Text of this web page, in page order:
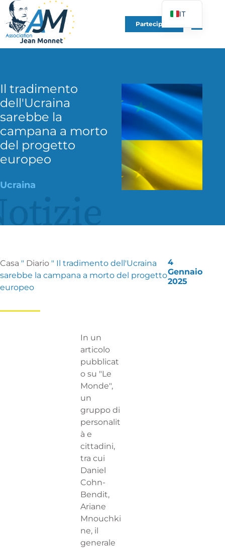
Partecipare
Il tradimento
dell'Ucraina
sarebbe la
campana a morto
del progetto
europeo
Ucraina
Casa " Diario " Il tradimento dell'Ucraina
sarebbe la campana a morto del progetto
europeo
4
Gennaio
2025
In un
articolo
pubblicat
o su "Le
Monde",
un
gruppo di
personalit
à e
cittadini,
tra cui
Daniel
Cohn-
Bendit,
Ariane
Mnouchki
ne, il
generale
IT
FR
EN
PT
PL
UK